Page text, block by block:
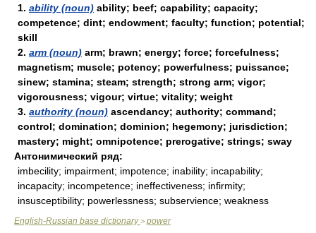
1. ability (noun) ability; beef; capability; capacity;
competence; dint; endowment; faculty; function; potential;
skill
2. arm (noun) arm; brawn; energy; force; forcefulness;
magnetism; muscle; potency; powerfulness; puissance;
sinew; stamina; steam; strength; strong arm; vigor;
vigorousness; vigour; virtue; vitality; weight
3. authority (noun) ascendancy; authority; command;
control; domination; dominion; hegemony; jurisdiction;
mastery; might; omnipotence; prerogative; strings; sway
Антонимический ряд:
imbecility; impairment; impotence; inability; incapability;
incapacity; incompetence; ineffectiveness; infirmity;
insusceptibility; powerlessness; subservience; weakness
English-Russian base dictionary> power